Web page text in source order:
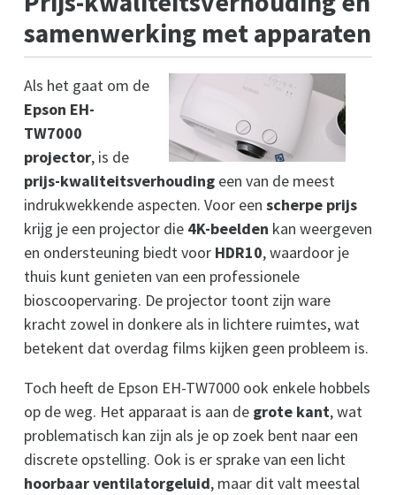
samenwerking met apparaten
Als het gaat om de
Epson EH-
TW7000
projector, is de
prijs-kwaliteitsverhouding een van de meest
indrukwekkende aspecten. Voor een scherpe prijs
krijg je een projector die 4K-beelden kan weergeven
en ondersteuning biedt voor HDR10, waardoor je
thuis kunt genieten van een professionele
bioscoopervaring. De projector toont zijn ware
kracht zowel in donkere als in lichtere ruimtes, wat
betekent dat overdag films kijken geen probleem is.
Toch heeft de Epson EH-TW7000 ook enkele hobbels
op de weg. Het apparaat is aan de grote kant, wat
problematisch kan zijn als je op zoek bent naar een
discrete opstelling. Ook is er sprake van een licht
hoorbaar ventilatorgeluid, maar dit valt meestal